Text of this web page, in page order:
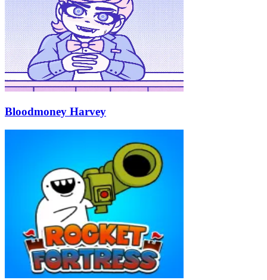
Bloodmoney Harvey